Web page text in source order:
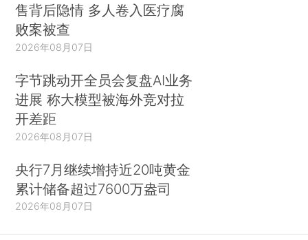
售背后隐情 多人卷入医疗腐
败案被查
2026年08月07日
字节跳动开全员会复盘AI业务
进展 称大模型被海外竞对拉
开差距
2026年08月07日
央行7月继续增持近20吨黄金
累计储备超过7600万盎司
2026年08月07日